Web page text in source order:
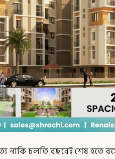
নাকি চলতি বছরেই শেষ হতে